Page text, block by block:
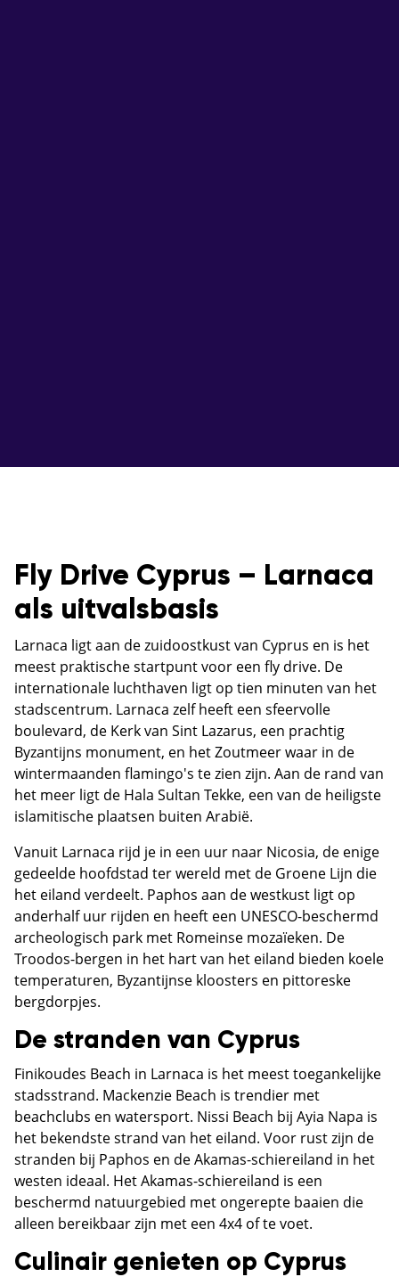
Fly Drive Cyprus – Larnaca
als uitvalsbasis
Larnaca ligt aan de zuidoostkust van Cyprus en is het
meest praktische startpunt voor een fly drive. De
internationale luchthaven ligt op tien minuten van het
stadscentrum. Larnaca zelf heeft een sfeervolle
boulevard, de Kerk van Sint Lazarus, een prachtig
Byzantijns monument, en het Zoutmeer waar in de
wintermaanden flamingo's te zien zijn. Aan de rand van
het meer ligt de Hala Sultan Tekke, een van de heiligste
islamitische plaatsen buiten Arabië.
Vanuit Larnaca rijd je in een uur naar Nicosia, de enige
gedeelde hoofdstad ter wereld met de Groene Lijn die
het eiland verdeelt. Paphos aan de westkust ligt op
anderhalf uur rijden en heeft een UNESCO-beschermd
archeologisch park met Romeinse mozaïeken. De
Troodos-bergen in het hart van het eiland bieden koele
temperaturen, Byzantijnse kloosters en pittoreske
bergdorpjes.
De stranden van Cyprus
Finikoudes Beach in Larnaca is het meest toegankelijke
stadsstrand. Mackenzie Beach is trendier met
beachclubs en watersport. Nissi Beach bij Ayia Napa is
het bekendste strand van het eiland. Voor rust zijn de
stranden bij Paphos en de Akamas-schiereiland in het
westen ideaal. Het Akamas-schiereiland is een
beschermd natuurgebied met ongerepte baaien die
alleen bereikbaar zijn met een 4x4 of te voet.
Culinair genieten op Cyprus